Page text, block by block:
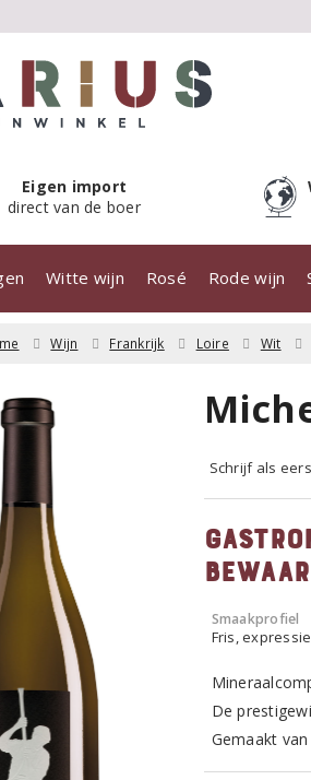
Eigen import
direct van de boer
Witte wijn Rosé Rode wijn
Wijn Frankrijk Loire Wit
Schrijf als
Smaakprofiel
Fris,
De
Gemaakt